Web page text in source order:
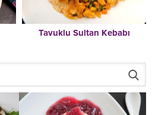
Tavuklu Sultan Kebabı